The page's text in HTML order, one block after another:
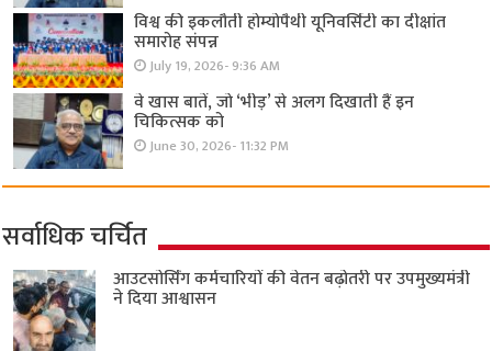
विश्व की इकलौती होम्योपैथी यूनिवर्सिटी का दीक्षांत
समारोह संपन्न
July 19, 2026- 9:36 AM
वे खास बातें, जो ‘भीड़’ से अलग दिखाती हैं इन
चिकित्सक को
June 30, 2026- 11:32 PM
सर्वाधिक चर्चित
आउटसोर्सिंग कर्मचारियों की वेतन बढ़ोतरी पर उपमुख्यमंत्री
ने दिया आश्वासन